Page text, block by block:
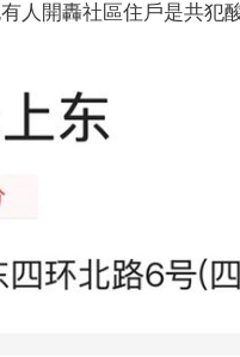
人開轟社區住戶是共犯